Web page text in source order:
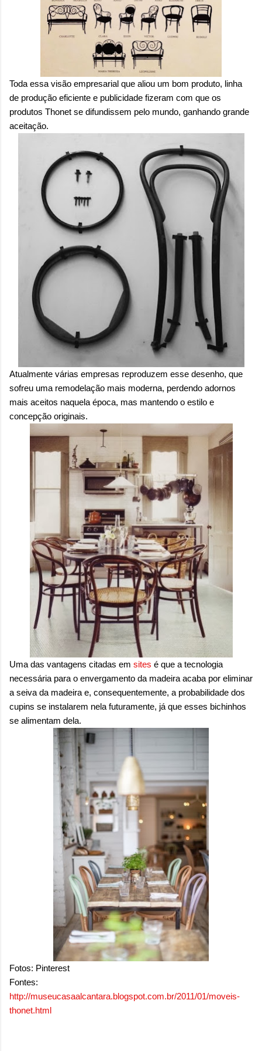
Toda essa visão empresarial que aliou um bom produto, linha
de produção eficiente e publicidade fizeram com que os
produtos Thonet se difundissem pelo mundo, ganhando grande
aceitação.
Atualmente várias empresas reproduzem esse desenho, que
sofreu uma remodelação mais moderna, perdendo adornos
mais aceitos naquela época, mas mantendo o estilo e
concepção originais.
Uma das vantagens citadas em sites é que a tecnologia
necessária para o envergamento da madeira acaba por eliminar
a seiva da madeira e, consequentemente, a probabilidade dos
cupins se instalarem nela futuramente, já que esses bichinhos
se alimentam dela.
Fotos: Pinterest
Fontes:
http://museucasaalcantara.blogspot.com.br/2011/01/moveis-
thonet.html